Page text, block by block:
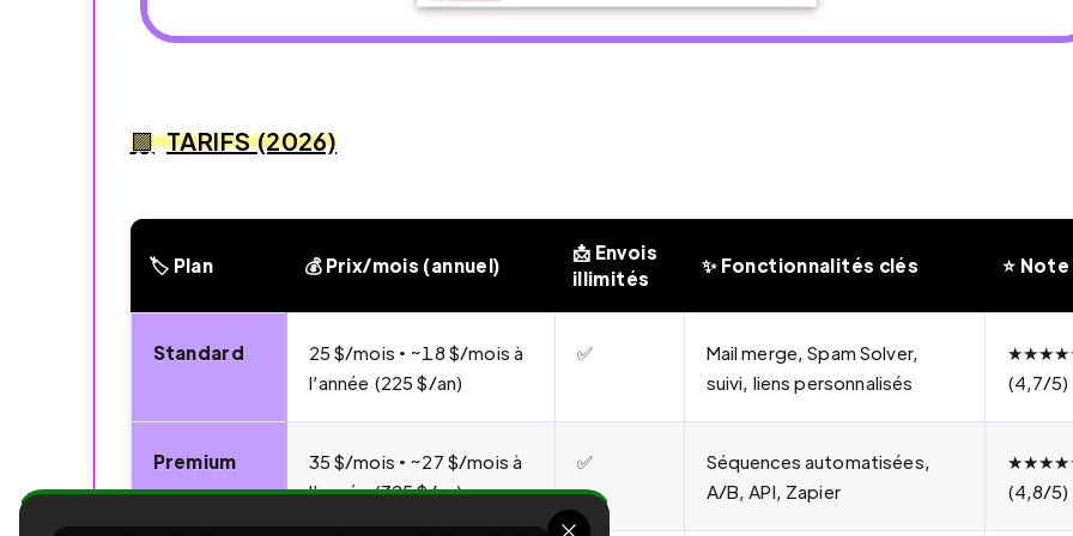
TARIFS (2026)
📧 GMass – Tarifs & Plans (2026)
🏷️ Plan 💰 Prix/mois (annuel)
📩 Envois
illimités
✨ Fonctionnalités clés ⭐ Note
Standard
25 $/mois • ~18 $/mois à
l’année (225 $/an)
✅
Mail merge, Spam Solver,
suivi, liens personnalisés
(4,7/5)
Premium
35 $/mois • ~27 $/mois à
l’année (325 $/an)
✅
Séquences automatisées,
A/B, API, Zapier
(4,8/5)